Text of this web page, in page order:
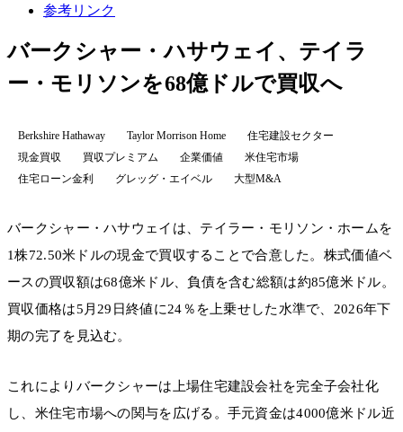
参考リンク
バークシャー・ハサウェイ、テイラ
ー・モリソンを68億ドルで買収へ
Berkshire Hathaway Taylor Morrison Home
住宅建設セクター
現金買収
買収プレミアム 企業価値
米住宅市場
住宅ローン金利
グレッグ・エイベル 大型M&A
バークシャー・ハサウェイは、テイラー・モリソン・ホームを
1株72.50米ドルの現金で買収することで合意した。株式価値ベ
ースの買収額は68億米ドル、負債を含む総額は約85億米ドル。
買収価格は5月29日終値に24％を上乗せした水準で、2026年下
期の完了を見込む。
これによりバークシャーは上場住宅建設会社を完全子会社化
し、米住宅市場への関与を広げる。手元資金は4000億米ドル近